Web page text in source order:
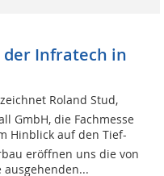
der Infratech in
Roland Stud,
GmbH, die Fachmesse
Hinblick auf den Tief-
eröffnen uns die von
ausgehenden...